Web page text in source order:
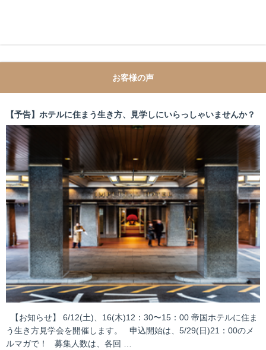
お客様の声
【予告】ホテルに住まう生き方、見学しにいらっしゃいませんか？
【お知らせ】 6/12(土)、16(木)12：30〜15：00 帝国ホテルに住ま
う生き方見学会を開催します。 申込開始は、5/29(日)21：00のメ
ルマガで！ 募集人数は、各回 …